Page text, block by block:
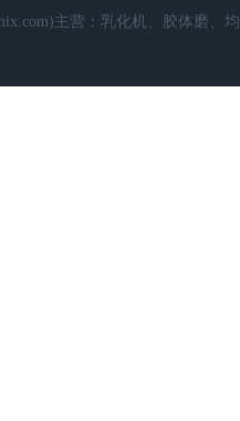
主营：乳化机、胶体磨